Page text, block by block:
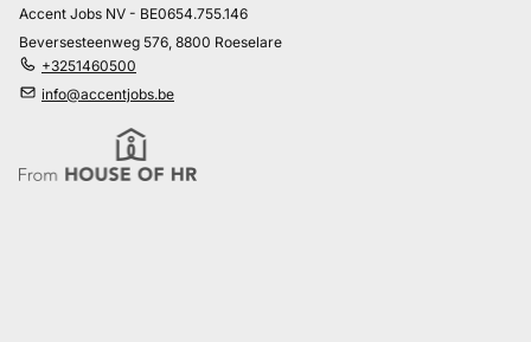
Accent Jobs NV - BE0654.755.146
Beversesteenweg 576, 8800 Roeselare
+3251460500
info@accentjobs.be